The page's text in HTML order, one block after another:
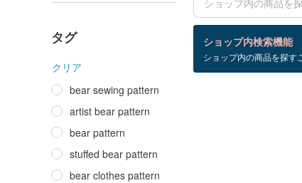
タグ
クリア
bear sewing pattern
artist bear pattern
bear pattern
stuffed bear pattern
bear clothes pattern
ショップ内検索機能
ショップ内の商品を探す
検索結果：0 件
bear+clothes+pattern